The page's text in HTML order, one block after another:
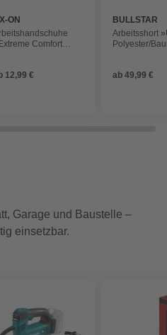
ON
Comfort
12,99 €
BULLSTAR
Arbeitsshort
Polyester/
ab49,99 €
Garage und Baustelle –
einsetzbar.